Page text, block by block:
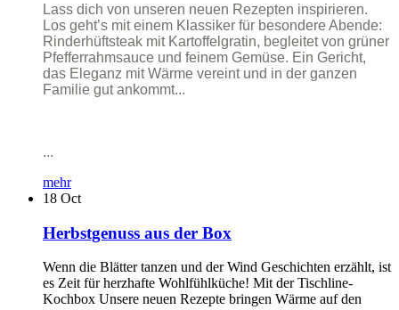
Lass dich von unseren neuen Rezepten inspirieren.
Los geht’s mit einem Klassiker für besondere Abende:
Rinderhüftsteak mit Kartoffelgratin, begleitet von grüner
Pfefferrahmsauce und feinem Gemüse. Ein Gericht,
das Eleganz mit Wärme vereint und in der ganzen
Familie gut ankommt...
...
mehr
18 Oct
Herbstgenuss aus der Box
Wenn die Blätter tanzen und der Wind Geschichten erzählt, ist
es Zeit für herzhafte Wohlfühlküche! Mit der Tischline-
Kochbox Unsere neuen Rezepte bringen Wärme auf den